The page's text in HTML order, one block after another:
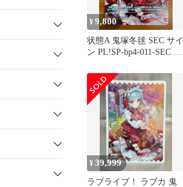
¥9,800
状態A 鬼塚冬毬 SEC サイ
ン PL!SP-bp4-011-SEC ラ
¥39,999
ラブライブ！ ラブカ 鬼